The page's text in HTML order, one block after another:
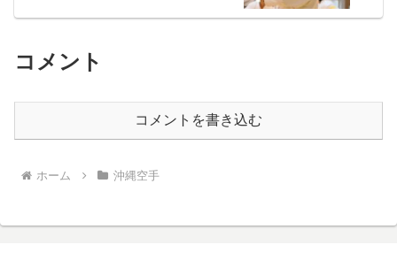
コメント
コメントを書き込む
ホーム 沖縄空手